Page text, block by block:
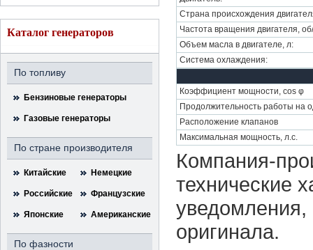
Каталог генераторов
По топливу
Бензиновые генераторы
Газовые генераторы
По стране производителя
Китайские Немецкие
Российские Французские
Японские Американские
По фазности
Страна происхождения
Частота вращения двигателя,
Объем масла в двигателе, л:
Система охлаждения:
Коэффициент мощности, cos φ
Продолжительность работы на
Расположение клапанов
Максимальная мощность, л.с.
Компания-
технические
уведомления,
оригинала.